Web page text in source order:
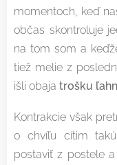
momentoch, keď
občas skontroluje
na tom som a
tiež melie z
išli obaja trošku
Kontrakcie však
o chvíľu cítim
postaviť z postele